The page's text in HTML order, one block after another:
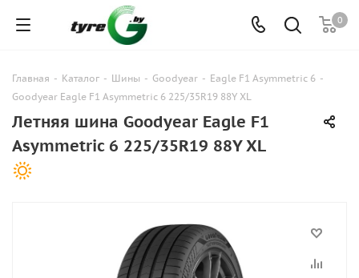
0
Главная - Каталог - Шины - Goodyear - Eagle F1 Asymmetric 6 -
Goodyear Eagle F1 Asymmetric 6 225/35R19 88Y XL
Летняя шина Goodyear Eagle F1
Asymmetric 6 225/35R19 88Y XL